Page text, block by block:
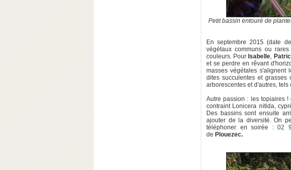
Petit bassin entouré de
En septembre 2015 (date
végétaux communs ou
couleurs. Pour Isabelle,
et se perdre en rêvant
masses végétales s'alignent
dites succulentes et grasses
arborescentes et d'autres,
Autre passion : les topiaires
contraint Lonicera nitida,
Des bassins sont ensuite
ajouter de la diversité. On
téléphoner en soirée :02
de Plouezec.